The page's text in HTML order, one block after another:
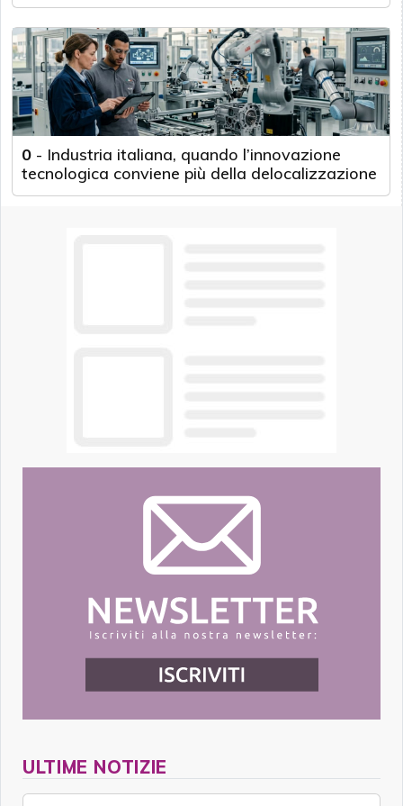
0 - Industria italiana, quando l’innovazione
tecnologica conviene più della delocalizzazione
ULTIME NOTIZIE